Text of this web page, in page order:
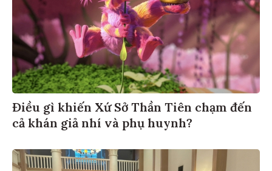
Điều gì khiến Xứ Sở Thần Tiên chạm đến
cả khán giả nhí và phụ huynh?